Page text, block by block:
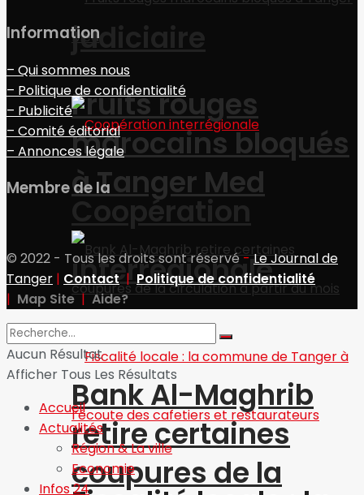
Fruits rouges
marocains bloqués
à Tanger Med
Bank Al-Maghrib
retire certaines
coupures de la
judiciaire
Coopération
interrégionale
Information
– Qui sommes nous
– Politique de confidentialité
– Publicité
– Comité éditorial
– Annonces légale
Membre de la
© 2022 - Tous les droits sont réservé-Le Journal de
Tanger | Contact | Politique de confidentialité
| Map Site|Aide?
Aucun Résultat
Afficher Tous Les Résultats
Accueil
Actualités
Région & La ville
Economie
Infos 24